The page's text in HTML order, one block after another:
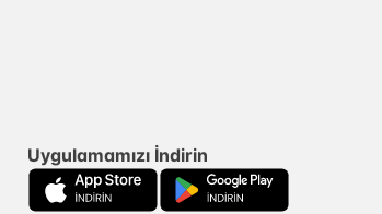
Uygulamamızı İndirin